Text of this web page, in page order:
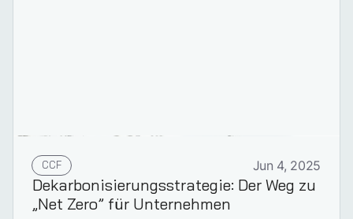
CCF Jun 4, 2025
Dekarbonisierungs­strategie: Der Weg zu
„Net Zero” für Unternehmen